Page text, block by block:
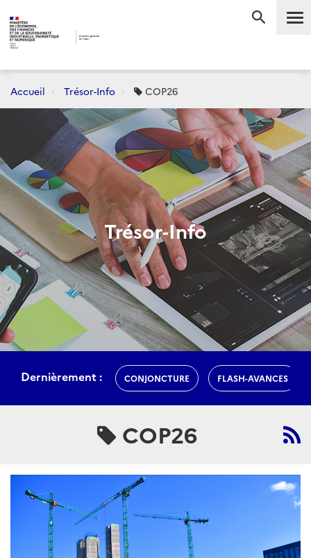
Accueil Trésor-Info COP26
Trésor-Info
Dernièrement : CONJONCTURE FLASH-AVANCES
COP26